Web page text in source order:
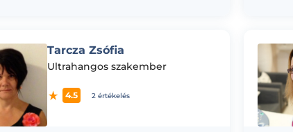
Tarcza Zsófia
Ultrahangos szakember
4.5 2 értékelés